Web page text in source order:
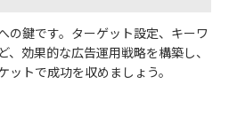
の鍵です。ターゲット設定、キーワ
効果的な広告運用戦略を構築し、
トで成功を収めましょう。